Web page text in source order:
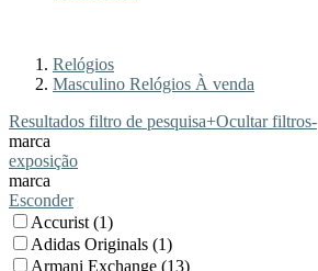
Relógios
Masculino Relógios À venda
Resultados filtro de pesquisa+Ocultar filtros-
marca
exposição
marca
Esconder
Accurist (1)
Adidas Originals (1)
Armani Exchange (13)